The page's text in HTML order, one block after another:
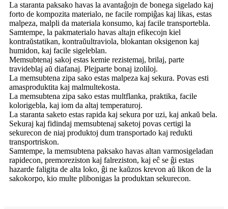
La staranta paksako havas la avantaĝojn de bonega sigelado kaj
forto de kompozita materialo, ne facile rompiĝas kaj likas, estas
malpeza, malpli da materiala konsumo, kaj facile transportebla.
Samtempe, la pakmaterialo havas altajn efikecojn kiel
kontraŭstatikan, kontraŭultraviola, blokantan oksigenon kaj
humidon, kaj facile sigeleblan.
Memsubtenaj sakoj estas kemie rezistemaj, brilaj, parte
travideblaj aŭ diafanaj. Plejparte bonaj izoliloj.
La memsubtena zipa sako estas malpeza kaj sekura. Povas esti
amasproduktita kaj malmultekosta.
La memsubtena zipa sako estas multflanka, praktika, facile
kolorigebla, kaj iom da altaj temperaturoj.
La staranta saketo estas rapida kaj sekura por uzi, kaj ankaŭ bela.
Sekuraj kaj fidindaj memsubtenaj saketoj povas certigi la
sekurecon de niaj produktoj dum transportado kaj redukti
transportriskon.
Samtempe, la memsubtena paksako havas altan varmosigeladan
rapidecon, premoreziston kaj falreziston, kaj eĉ se ĝi estas
hazarde faligita de alta loko, ĝi ne kaŭzos krevon aŭ likon de la
sakokorpo, kio multe plibonigas la produktan sekurecon.